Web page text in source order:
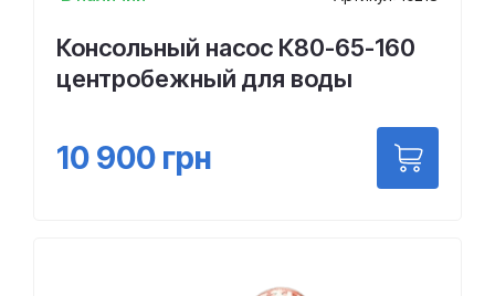
Консольный насос К80-65-160
центробежный для воды
10 900 грн